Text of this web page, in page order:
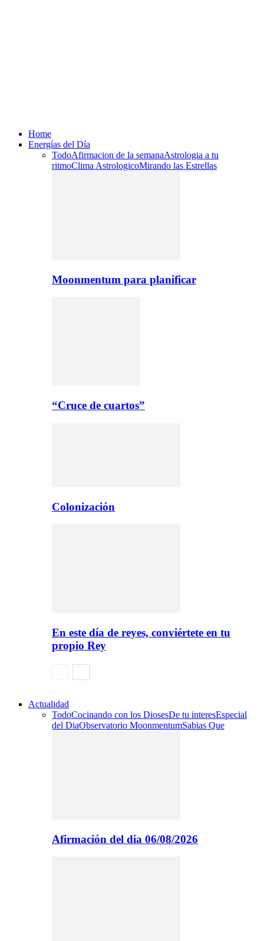
Home
Energías del Día
TodoAfirmacion de la semanaAstrologia a tu
ritmoClima AstrologicoMirando las Estrellas
Moonmentum para planificar
“Cruce de cuartos”
Colonización
En este día de reyes, conviértete en tu
propio Rey
Actualidad
TodoCocinando con los DiosesDe tu interesEspecial
del DiaObservatorio MoonmentumSabias Que
Afirmación del dia 06/08/2026